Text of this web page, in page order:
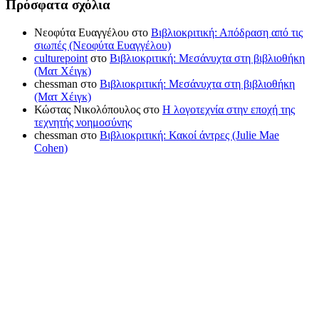
Πρόσφατα σχόλια
Νεοφύτα Ευαγγέλου στο Βιβλιοκριτική: Απόδραση από τις
σιωπές (Νεοφύτα Ευαγγέλου)
culturepoint στο Βιβλιοκριτική: Μεσάνυχτα στη βιβλιοθήκη
(Ματ Χέιγκ)
chessman στο Βιβλιοκριτική: Μεσάνυχτα στη βιβλιοθήκη
(Ματ Χέιγκ)
Κώστας Νικολόπουλος στο Η λογοτεχνία στην εποχή της
τεχνητής νοημοσύνης
chessman στο Βιβλιοκριτική: Κακοί άντρες (Julie Mae
Cohen)